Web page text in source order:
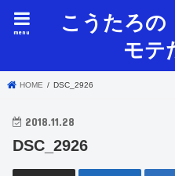
こうたろの
モテ
menu
HOME DSC_2926
2018.11.28
DSC_2926